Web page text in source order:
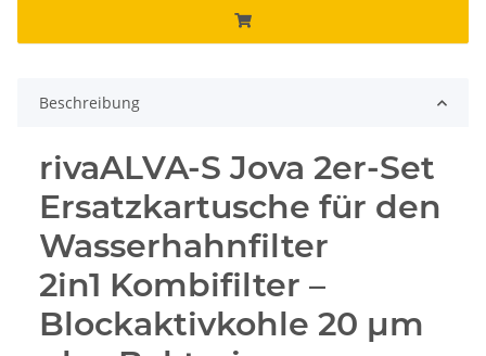
Beschreibung
rivaALVA-S Jova 2er-Set
Ersatzkartusche für den
Wasserhahnfilter
2in1 Kombifilter –
Blockaktivkohle 20 μm